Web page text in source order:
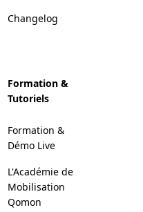
Changelog
Formation &
Tutoriels
Formation &
Démo Live
L'Académie de
Mobilisation
Qomon